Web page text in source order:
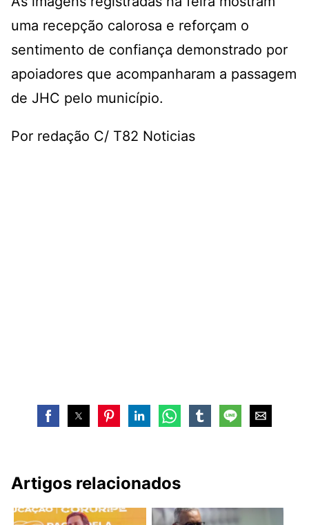
uma recepção calorosa e reforçam o
sentimento de confiança demonstrado por
apoiadores que acompanharam a passagem
de JHC pelo município.
Por redação C/ T82 Noticias
Artigos relacionados